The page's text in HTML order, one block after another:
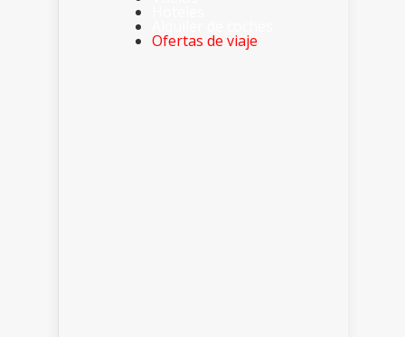
Ofertas de viaje